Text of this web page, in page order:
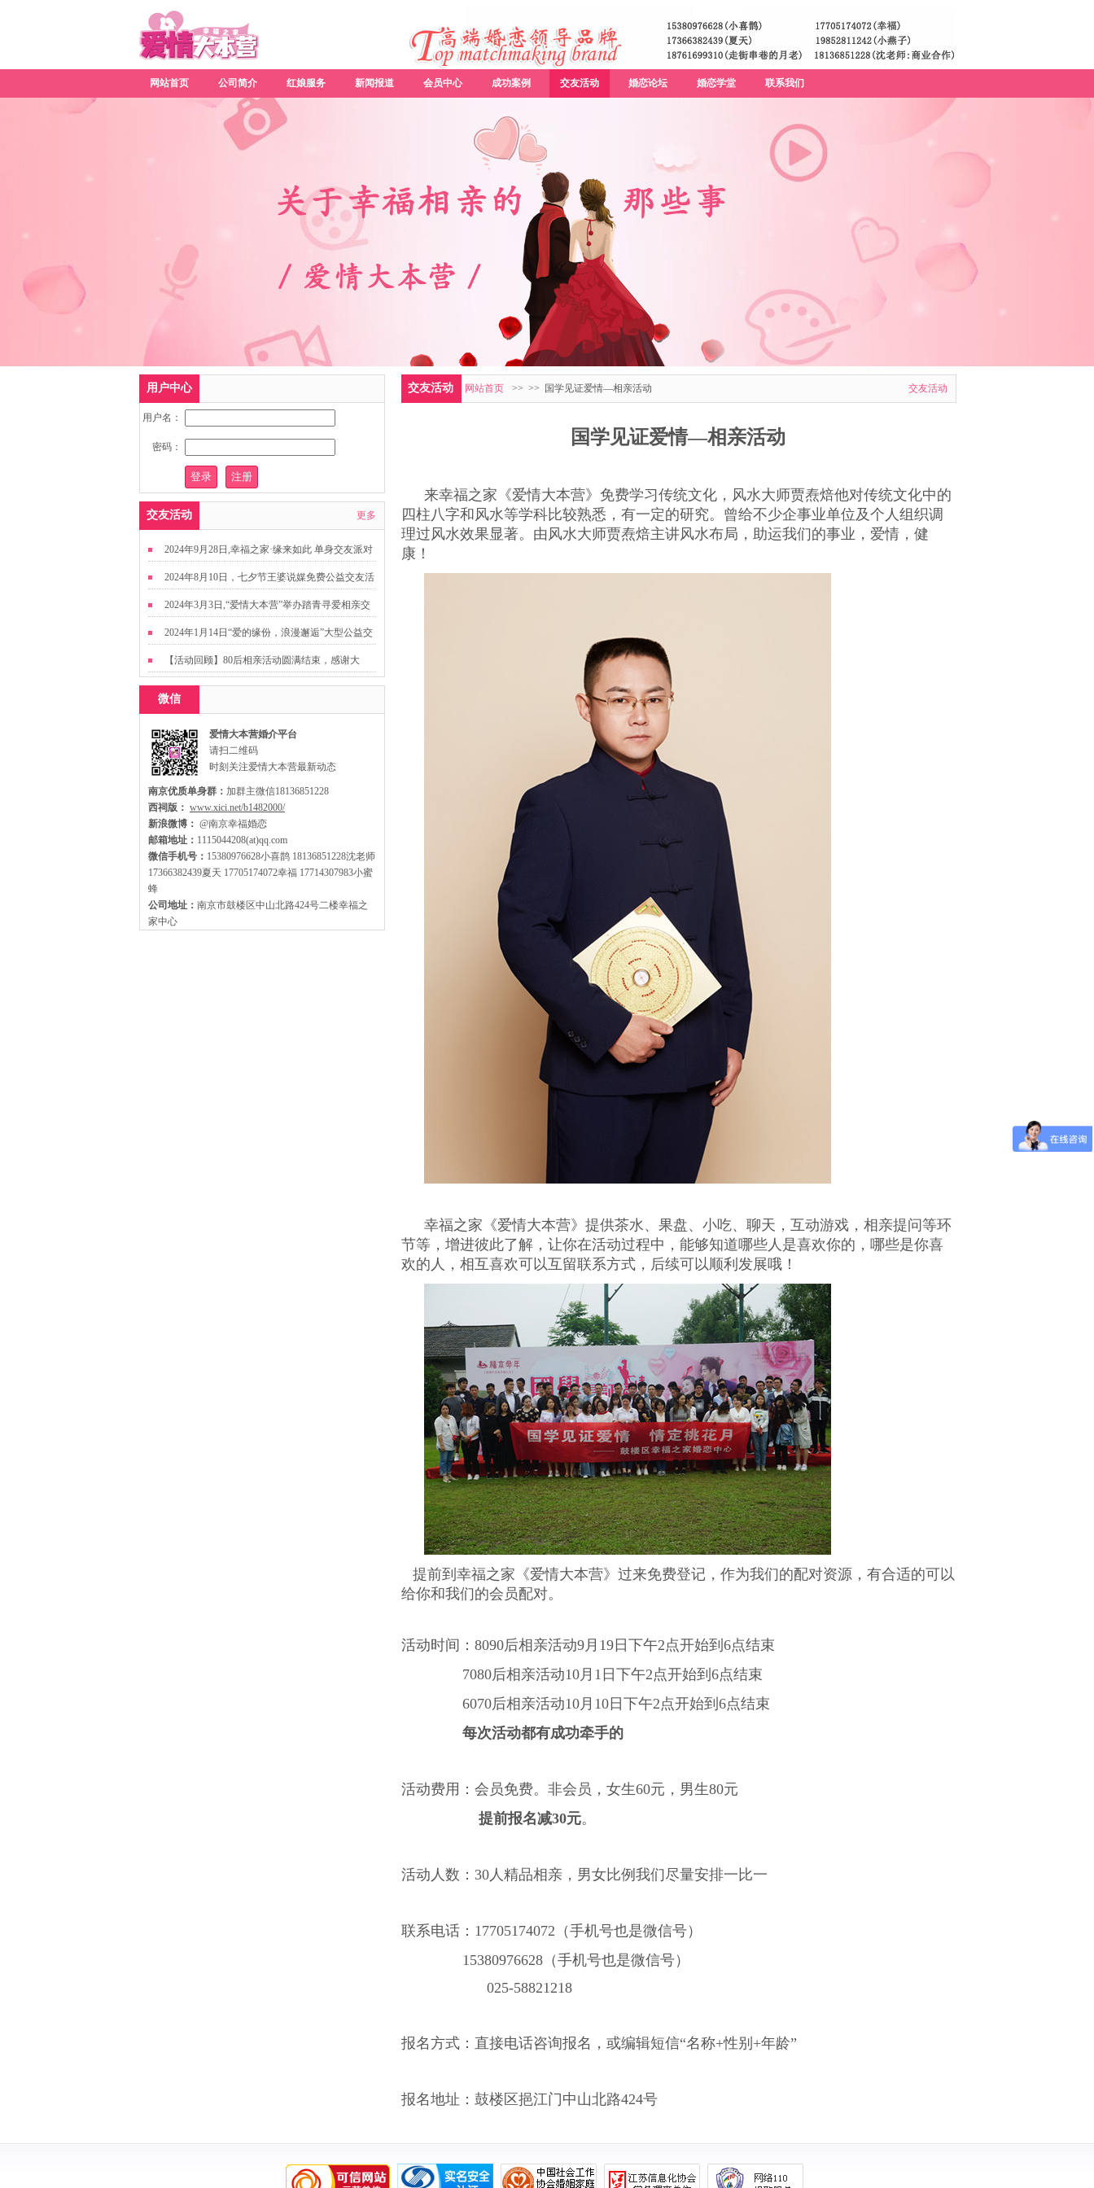
网站首页 公司简介 红娘服务 新闻报道 会员中心 成功案例 交友活动 婚恋论坛 婚恋学堂 联系我们
交友活动 网站首页 >> 交友活动
>> 国学见证爱情—相亲活动
国学见证爱情—相亲活动
来幸福之家《爱情大本营》免费学习传统文化，风水大师贾焘焙他对传统文化中的
四柱八字和风水等学科比较熟悉，有一定的研究。曾给不少企事业单位及个人组织调
理过风水效果显著。由风水大师贾焘焙主讲风水布局，助运我们的事业，爱情，健
康！
幸福之家《爱情大本营》提供茶水、果盘、小吃、聊天，互动游戏，相亲提问等环
节等，增进彼此了解，让你在活动过程中，能够知道哪些人是喜欢你的，哪些是你喜
欢的人，相互喜欢可以互留联系方式，后续可以顺利发展哦！
提前到幸福之家《爱情大本营》过来免费登记，作为我们的配对资源，有合适的可以
给你和我们的会员配对。
活动时间： 8090后相亲活动9月 19 日下午2点开始到 6点结束
7080后相亲活动10月 1 日下午2点开始到 6点结束
6070后相亲活动10月 10 日下午2点开始到 6点结束
每次活动都有成功牵手的
活动费用：会员免费。非会员，女生60元，男生80元
提前报名减30元。
活动人数： 30人精品相亲，男女比例我们尽量安排一比一
联系电话： 17705174072 （手机号也是微信号）
15380976628 （手机号也是微信号）
025-58821218
报名方式：直接电话咨询报名，或编辑短信“名称+性别 +年龄”
报名地址：鼓楼区挹江门中山北路424号
用户中心
用户名：
密码：
交友活动 更多
2024年9月28日,幸福之家·缘来如此 单身交友派对
2024年8月10日，七夕节王婆说媒免费公益交友活
动
2024年3月3日,“爱情大本营”举办踏青寻爱相亲交
友活动
2024年1月14日“爱的缘份，浪漫邂逅”大型公益交
友活动
【活动回顾】80后相亲活动圆满结束，感谢大
家，走出来才有机会扩大缘分哦~
微信
爱情大本营婚介平台
请扫二维码
时刻关注爱情大本营最新动态
南京优质单身群： 加群主微信18136851228
西祠版： www.xici.net/b1482000/
新浪微博： @南京幸福婚恋
邮箱地址： 1115044208(at)qq.com
微信手机号： 15380976628小喜鹊 18136851228沈老师
17366382439夏天 17705174072幸福 17714307983小蜜
蜂
公司地址： 南京市鼓楼区中山北路424号二楼幸福之
家中心